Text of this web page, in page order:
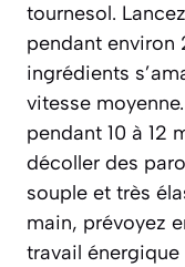
tournesol.
pendant environ
ingrédients
vitesse
pendant 10 à 12
décoller des
souple et très
main, prévoyez
travail